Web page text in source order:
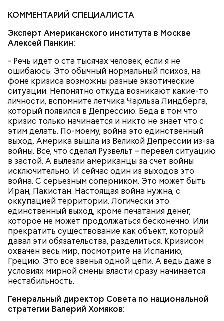
КОММЕНТАРИЙ СПЕЦИАЛИСТА
Эксперт Американского института в Москве
Алексей Панкин:
- Речь идет о ста тысячах человек, если я не
ошибаюсь. Это обычный нормальный психоз, на
фоне кризиса возможны разные экзотические
ситуации. Непонятно откуда возникают какие-то
личности, вспомните летчика Чарльза Линдберга,
который появился в Депрессию. Беда в том что
кризис только начинается и никто не знает что с
этим делать. По-моему, война это единственный
выход. Америка вышла из Великой Депрессии из-за
войны. Все, что сделал Рузвельт – перевел ситуацию
в застой. А вылезли американцы за счет войны
исключительно. И сейчас один из выходов это
война. С серьезным соперником. Это может быть
Иран, Пакистан. Настоящая война нужна, с
оккупацией территории. Логически это
единственный выход, кроме печатания денег,
которое не может продолжаться бесконечно. Или
прекратить существование как объект, который
давал эти обязательства, разделиться. Кризисом
охвачен весь мир, посмотрите на Испанию,
Грецию. Это все звенья одной цепи. А ведь даже в
условиях мирной смены власти сразу начинается
нестабильность.
Генеральный директор Совета по национальной
стратегии Валерий Хомяков:
300-400 г шампиньонов или других свежих
грибов;
3 ст. ложки фасоли;
по 1 моркови и репчатой луковице;
3 ст. ложки растительного масла;
зелень, черный молотый перец и соль по вкусу.
черным молотым перцем.